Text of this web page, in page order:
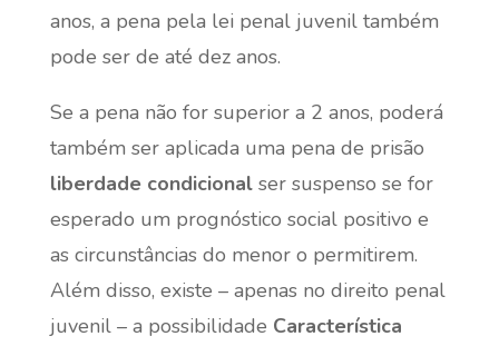
anos, a pena pela lei penal juvenil também
pode ser de até dez anos.
Se a pena não for superior a 2 anos, poderá
também ser aplicada uma pena de prisão
liberdade condicionalser suspenso se for
esperado um prognóstico social positivo e
as circunstâncias do menor o permitirem.
Além disso, existe – apenas no direito penal
juvenil – a possibilidade Característica